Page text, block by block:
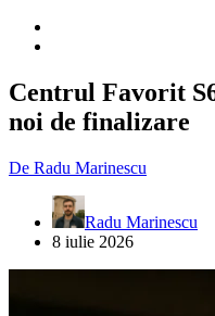
Centrul Favorit
noi de finalizare
De Radu Marinescu
Radu Marinescu
8 iulie 2026